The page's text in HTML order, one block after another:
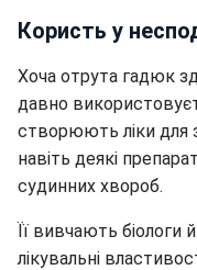
Користь у
Хоча отрута гадюк
давно
створюють ліки для
навіть деякі
судинних хвороб.
Її вивчають
лікувальні